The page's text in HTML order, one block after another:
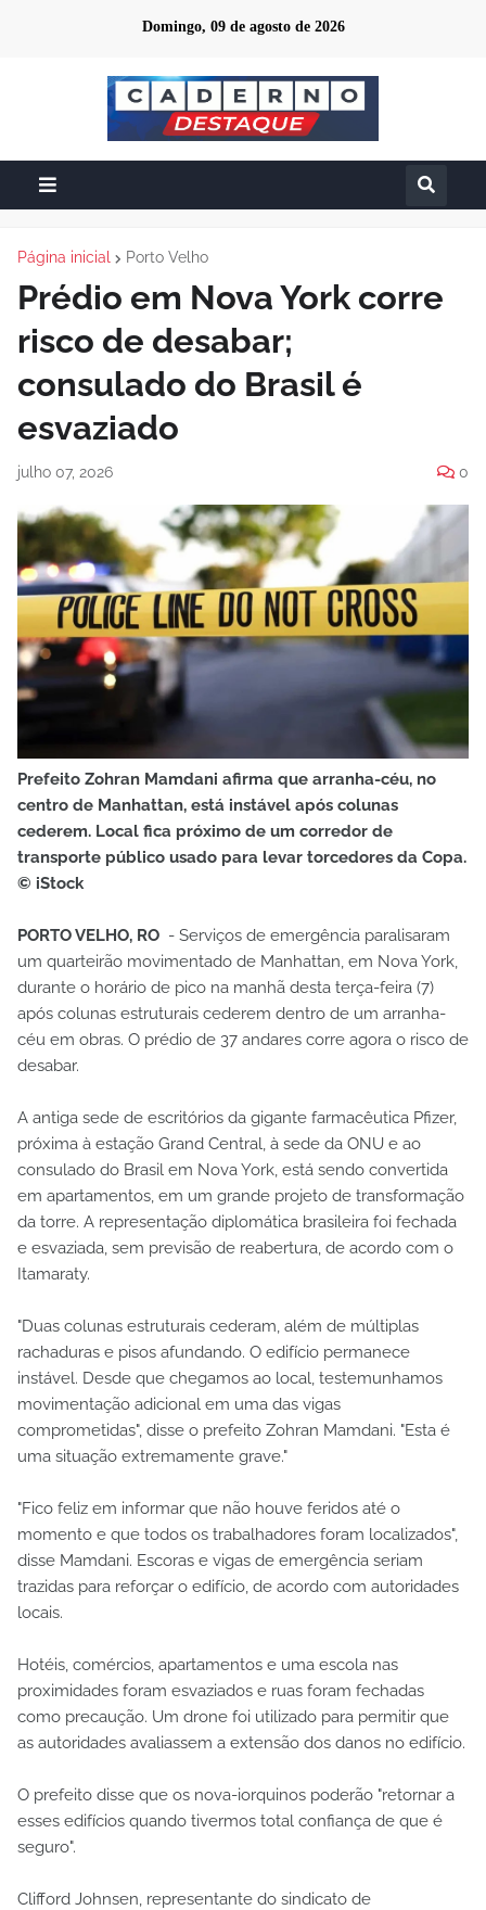
Domingo, 09 de agosto de 2026
Página inicial Porto Velho
Prédio em Nova York corre
risco de desabar;
consulado do Brasil é
esvaziado
julho 07, 2026 0
Prefeito Zohran Mamdani afirma que arranha-céu, no
centro de Manhattan, está instável após colunas
cederem. Local fica próximo de um corredor de
transporte público usado para levar torcedores da Copa.
© iStock
PORTO VELHO, RO - Serviços de emergência paralisaram
um quarteirão movimentado de Manhattan, em Nova York,
durante o horário de pico na manhã desta terça-feira (7)
após colunas estruturais cederem dentro de um arranha-
céu em obras. O prédio de 37 andares corre agora o risco de
desabar.
A antiga sede de escritórios da gigante farmacêutica Pfizer,
próxima à estação Grand Central, à sede da ONU e ao
consulado do Brasil em Nova York, está sendo convertida
em apartamentos, em um grande projeto de transformação
da torre. A representação diplomática brasileira foi fechada
e esvaziada, sem previsão de reabertura, de acordo com o
Itamaraty.
"Duas colunas estruturais cederam, além de múltiplas
rachaduras e pisos afundando. O edifício permanece
instável. Desde que chegamos ao local, testemunhamos
movimentação adicional em uma das vigas
comprometidas", disse o prefeito Zohran Mamdani. "Esta é
uma situação extremamente grave."
"Fico feliz em informar que não houve feridos até o
momento e que todos os trabalhadores foram localizados",
disse Mamdani. Escoras e vigas de emergência seriam
trazidas para reforçar o edifício, de acordo com autoridades
locais.
Hotéis, comércios, apartamentos e uma escola nas
proximidades foram esvaziados e ruas foram fechadas
como precaução. Um drone foi utilizado para permitir que
as autoridades avaliassem a extensão dos danos no edifício.
O prefeito disse que os nova-iorquinos poderão "retornar a
esses edifícios quando tivermos total confiança de que é
seguro".
Clifford Johnsen, representante do sindicato de